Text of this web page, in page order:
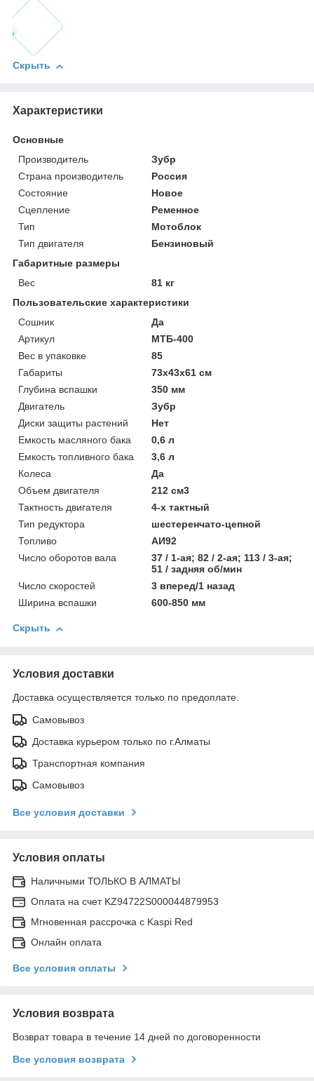
Скрыть
Характеристики
Основные
Производитель
Зубр
Страна производитель
Россия
Состояние
Новое
Сцепление
Ременное
Тип
Мотоблок
Тип двигателя
Бензиновый
Габаритные размеры
Вес
81 кг
Пользовательские характеристики
Cошник
Да
Артикул
МТБ-400
Вес в упаковке
85
Габариты
73x43x61 см
Глубина вспашки
350 мм
Двигатель
Зубр
Диски защиты растений
Нет
Емкость масляного бака
0,6 л
Емкость топливного бака
3,6 л
Колеса
Да
Объем двигателя
212 см3
Тактность двигателя
4-х тактный
Тип редуктора
шестеренчато-цепной
Топливо
АИ92
Число оборотов вала
37 / 1-ая; 82 / 2-ая; 113 / 3-ая;
51 / задняя об/мин
Число скоростей
3 вперед/1 назад
Ширина вспашки
600-850 мм
Скрыть
Условия доставки
Доставка осуществляется только по предоплате.
Самовывоз
Доставка курьером только по г.Алматы
Транспортная компания
Самовывоз
Все условия доставки
Условия оплаты
Наличными ТОЛЬКО В АЛМАТЫ
Оплата на счет KZ94722S000044879953
Мгновенная рассрочка с Kaspi Red
Онлайн оплата
Все условия оплаты
Условия возврата
Возврат товара в течение 14 дней по договоренности
Все условия возврата